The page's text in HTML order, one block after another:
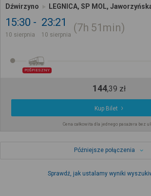
Dźwirzyno LEGNICA, SP MOL,
15:30
10 sierpnia
23:21
10 sierpnia
7h 51min
POŚPIESZNY
144,39 zł
Kup Bilet
Cena całkowita dla jednego pasażera bez
Późniejsze połączenia
Sprawdź, jak ustalamy wyniki